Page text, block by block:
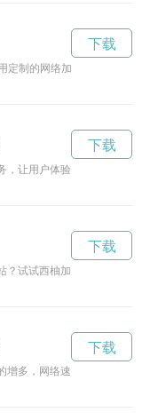
定制的网络加速工具，能够
下载
，让用户体验更流畅的网络加
下载
？试试西柚加速器吧！本文
下载
增多，网络速度变得尤为重
下载